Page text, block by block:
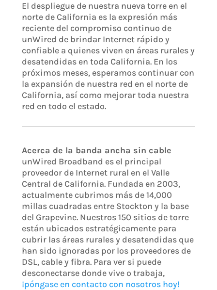
El despliegue de nuestra nueva torre en el
norte de California es la expresión más
reciente del compromiso continuo de
unWired de brindar Internet rápido y
confiable a quienes viven en áreas rurales y
desatendidas en toda California. En los
próximos meses, esperamos continuar con
la expansión de nuestra red en el norte de
California, así como mejorar toda nuestra
red en todo el estado.
Acerca de la banda ancha sin cable
unWired Broadband es el principal
proveedor de Internet rural en el Valle
Central de California. Fundada en 2003,
actualmente cubrimos más de 14,000
millas cuadradas entre Stockton y la base
del Grapevine. Nuestros 150 sitios de torre
están ubicados estratégicamente para
cubrir las áreas rurales y desatendidas que
han sido ignoradas por los proveedores de
DSL, cable y fibra. Para ver si puede
desconectarse donde vive o trabaja,
¡póngase en contacto con nosotros hoy!